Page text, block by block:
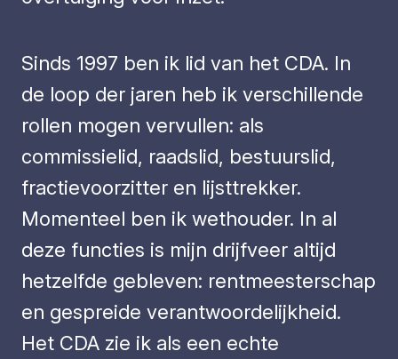
Sinds 1997 ben ik lid van het CDA. In
de loop der jaren heb ik verschillende
rollen mogen vervullen: als
commissielid, raadslid, bestuurslid,
fractievoorzitter en lijsttrekker.
Momenteel ben ik wethouder. In al
deze functies is mijn drijfveer altijd
hetzelfde gebleven: rentmeesterschap
en gespreide verantwoordelijkheid.
Het CDA zie ik als een echte